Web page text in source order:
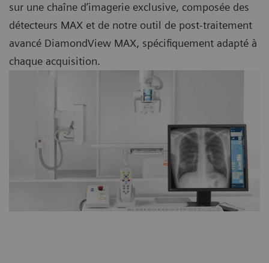
sur une chaîne d’imagerie exclusive, composée des
détecteurs MAX et de notre outil de post-traitement
avancé DiamondView MAX, spécifiquement adapté à
chaque acquisition.